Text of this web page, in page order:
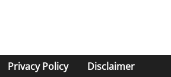
Privacy Policy Disclaimer